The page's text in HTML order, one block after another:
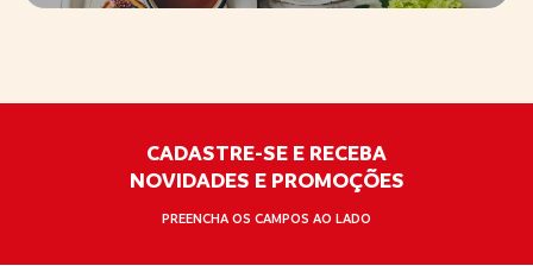
CADASTRE-SE E RECEBA
NOVIDADES E PROMOÇÕES
PREENCHA OS CAMPOS AO LADO